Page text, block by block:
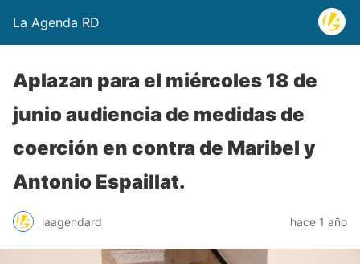
La Agenda RD
Aplazan para el miércoles 18 de
junio audiencia de medidas de
coerción en contra de Maribel y
Antonio Espaillat.
laagendard hace 1 año